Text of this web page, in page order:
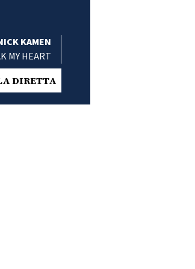
KAMEN
MY HEART
DIRETTA